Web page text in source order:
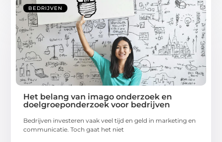
BEDRIJVEN
Het belang van imago onderzoek en
doelgroeponderzoek voor bedrijven
Bedrijven investeren vaak veel tijd en geld in marketing en
communicatie. Toch gaat het niet